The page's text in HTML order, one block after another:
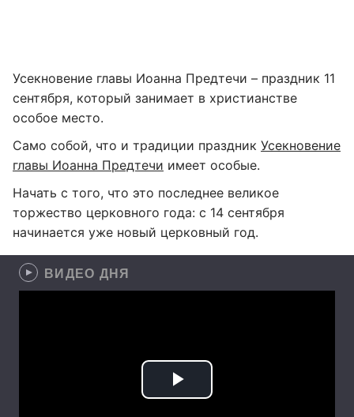
Усекновение главы Иоанна Предтечи – праздник 11
сентября, который занимает в христианстве
особое место.
Само собой, что и традиции праздник Усекновение
главы Иоанна Предтечи имеет особые.
Начать с того, что это последнее великое
торжество церковного года: с 14 сентября
начинается уже новый церковный год.
ВИДЕО ДНЯ